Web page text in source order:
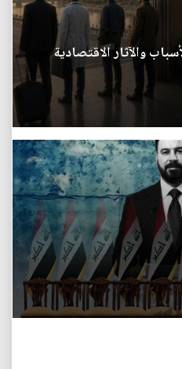
والآثار الاقتصادية